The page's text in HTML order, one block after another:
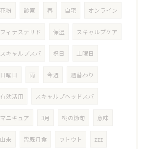
花粉 診察 春 自宅 オンライン
フィナステリド 保湿 スキャルプケア
スキャルプスパ 祝日 土曜日
日曜日 雨 今週 週替わり
有効活用 スキャルプヘッドスパ
マニキュア 3月 桃の節句 意味
由来 皆既月食 ウトウト zzz